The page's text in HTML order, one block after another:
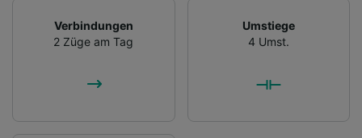
Verbindungen
2 Züge am Tag
Umstiege
4 Umst.